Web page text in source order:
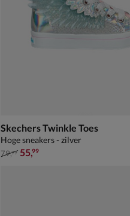
Skechers Twinkle Toes
Hoge sneakers - zilver
van € 79,99 voor € 55,99
79,99 55,99